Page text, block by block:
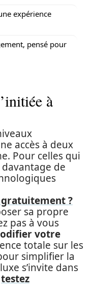
expérience
pensé pour
à
accès à deux
Pour celles qui
de
?
sa propre
pas à vous
votre
totale sur les
simplifier la
s’invite dans
testez